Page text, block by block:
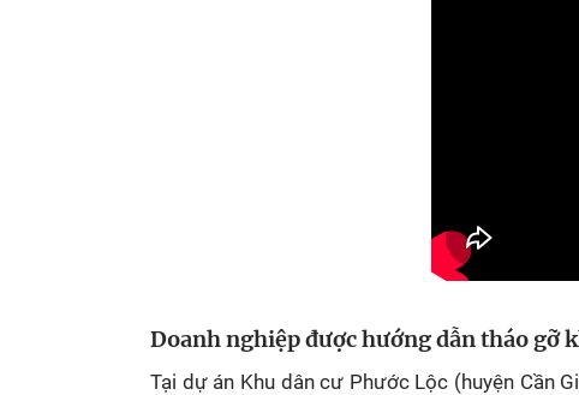
Doanh nghiệp được hướng dẫn tháo gỡ
Tại dự án Khu dân cư Phước Lộc (huyện Cần